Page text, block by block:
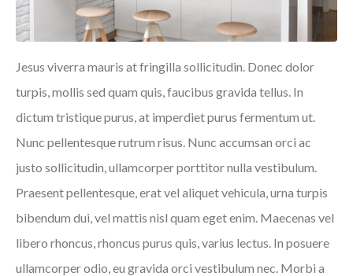
Jesus viverra mauris at fringilla sollicitudin. Donec dolor
turpis, mollis sed quam quis, faucibus gravida tellus. In
dictum tristique purus, at imperdiet purus fermentum ut.
Nunc pellentesque rutrum risus. Nunc accumsan orci ac
justo sollicitudin, ullamcorper porttitor nulla vestibulum.
Praesent pellentesque, erat vel aliquet vehicula, urna turpis
bibendum dui, vel mattis nisl quam eget enim. Maecenas vel
libero rhoncus, rhoncus purus quis, varius lectus. In posuere
ullamcorper odio, eu gravida orci vestibulum nec. Morbi a